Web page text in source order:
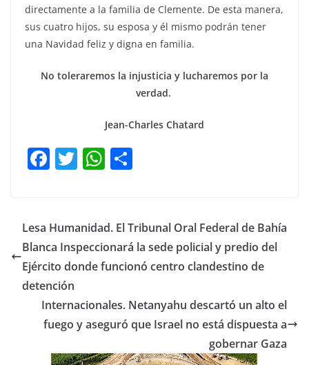
directamente a la familia de Clemente. De esta manera,
sus cuatro hijos, su esposa y él mismo podrán tener
una Navidad feliz y digna en familia.
No toleraremos la injusticia y lucharemos por la
verdad.
Jean-Charles Chatard
F
e
b
o
o
k
T
er
W
s
A
p
p
ar
tir
Lesa Humanidad. El Tribunal Oral Federal de Bahía
Blanca Inspeccionará la sede policial y predio del
Ejército donde funcionó centro clandestino de
detención
Internacionales. Netanyahu descartó un alto el
fuego y aseguró que Israel no está dispuesta a
gobernar Gaza